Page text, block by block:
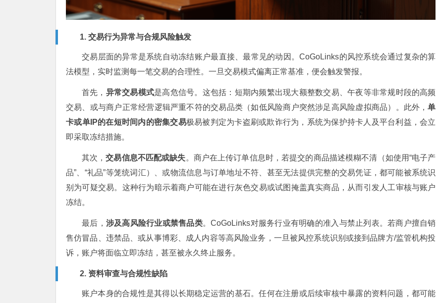
1. 交易行为异常与合规风险触发
交易层面的异常是系统自动冻结账户最直接、最常见的动因。CoGoLinks的风控系统会通过复杂的算
法模型，实时监测每一笔交易的合理性。一旦交易模式偏离正常基准，便会触发警报。
首先， 异常交易模式是高危信号。这包括：短期内频繁出现大额整数交易、午夜等非常规时段的高频
交易、或与商户正常经营逻辑严重不符的交易品类（如低风险商户突然涉足高风险虚拟商品）。此外，单
卡或单IP的在短时间内的密集交易极易被判定为卡盗刷或欺诈行为，系统为保护持卡人及平台利益，会立
即采取冻结措施。
其次，交易信息不匹配或缺失。商户在上传订单信息时，若提交的商品描述模糊不清（如使用“电子产
品”、“礼品”等笼统词汇）、或物流信息与订单地址不符、甚至无法提供完整的交易凭证，都可能被系统识
别为可疑交易。这种行为暗示着商户可能在进行灰色交易或试图掩盖真实商品，从而引发人工审核与账户
冻结。
最后， 涉及高风险行业或禁售品类。CoGoLinks对服务行业有明确的准入与禁止列表。若商户擅自销
售仿冒品、违禁品、或从事博彩、成人内容等高风险业务，一旦被风控系统识别或接到品牌方/监管机构投
诉，账户将面临立即冻结，甚至被永久终止服务。
2. 资料审查与合规性缺陷
账户本身的合规性是其得以长期稳定运营的基石。任何在注册或后续审核中暴露的资料问题，都可能